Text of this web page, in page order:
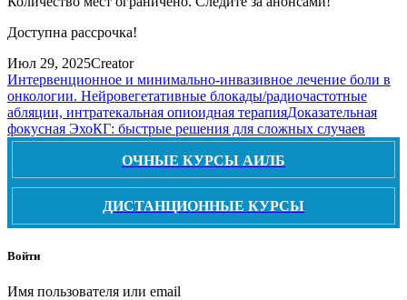
Доступна рассрочка!
Июл 29, 2025Creator
Интервенционное и минимально-инвазивное лечение боли в
онкологии. Нейровегетативные блокады/радиочастотные
абляции, интратекальная опиоидная терапияДоказательная
фокусная ЭхоКГ: быстрые решения для сложных случаев
ОЧНЫЕ КУРСЫ АИЛБ
ДИСТАНЦИОННЫЕ КУРСЫ
Войти
Имя пользователя или email